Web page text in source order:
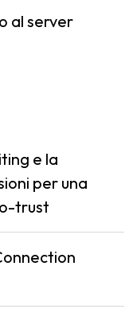
al server
e la
per una
trust